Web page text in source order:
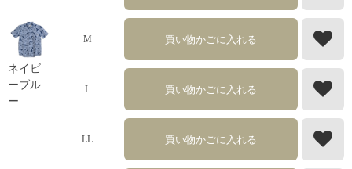
ネイビ
ーブル
ー
M 買い物かごに入れる
L 買い物かごに入れる
LL 買い物かごに入れる